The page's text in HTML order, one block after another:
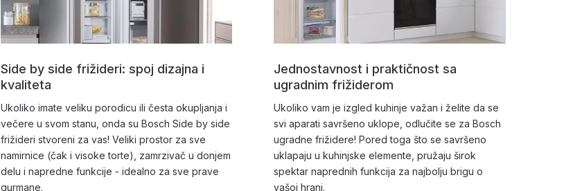
Side by side frižideri: spoj dizajna i
kvaliteta
Ukoliko imate veliku porodicu ili česta okupljanja i
večere u svom stanu, onda su Bosch Side by side
frižideri stvoreni za vas! Veliki prostor za sve
namirnice (čak i visoke torte), zamrzivač u donjem
delu i napredne funkcije - idealno za sve prave
gurmane.
Jednostavnost i praktičnost sa
ugradnim frižiderom
Ukoliko vam je izgled kuhinje važan i želite da se
svi aparati savršeno uklope, odlučite se za Bosch
ugradne frižidere! Pored toga što se savršeno
uklapaju u kuhinjske elemente, pružaju širok
spektar naprednih funkcija za najbolju brigu o
vašoj hrani.